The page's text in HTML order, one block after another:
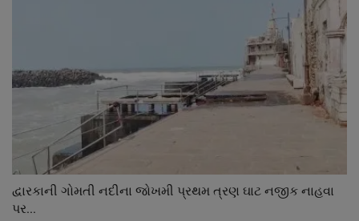
દ્વારકાની ગોમતી નદીના જોખમી પ્રથમ ત્રણ ઘાટ નજીક નાહવા
પર...